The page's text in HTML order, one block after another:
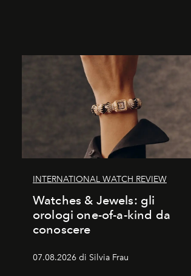
INTERNATIONAL WATCH REVIEW
Watches & Jewels: gli
orologi one-of-a-kind da
conoscere
07.08.2026 di Silvia Frau